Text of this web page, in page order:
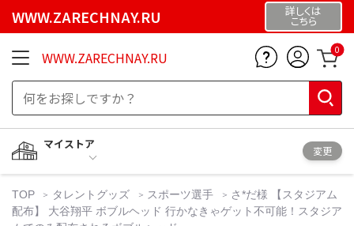
WWW.ZARECHNAY.RU 詳しくは
こちら
WWW.ZARECHNAY.RU 0
マイストア
変更
TOP タレントグッズ スポーツ選手
さ*だ様 【スタジアム
配布】 大谷翔平 ボブルヘッド 行かなきゃゲット不可能！スタジア